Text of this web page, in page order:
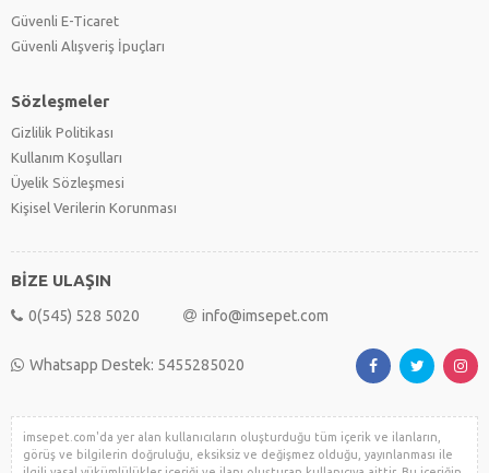
Güvenli E-Ticaret
Güvenli Alışveriş İpuçları
Sözleşmeler
Gizlilik Politikası
Kullanım Koşulları
Üyelik Sözleşmesi
Kişisel Verilerin Korunması
BİZE ULAŞIN
0(545) 528 5020 info@imsepet.com
Whatsapp Destek: 5455285020
imsepet.com'da yer alan kullanıcıların oluşturduğu tüm içerik ve ilanların,
görüş ve bilgilerin doğruluğu, eksiksiz ve değişmez olduğu, yayınlanması ile